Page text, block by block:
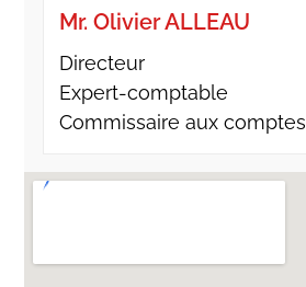
Mr. Olivier ALLEAU
Directeur
Expert-comptable
Commissaire aux comptes